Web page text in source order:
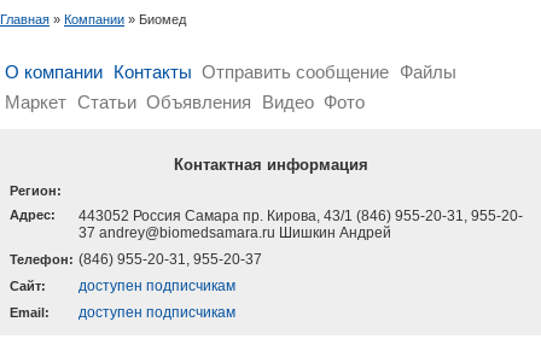
Главная » Компании » Биомед
О компании Контакты Отправить сообщение Файлы
Маркет Статьи Объявления Видео Фото
Контактная информация
Регион:
Адрес:
443052 Россия Самара пр. Кирова, 43/1 (846) 955-20-31, 955-20-
37 andrey@biomedsamara.ru Шишкин Андрей
Телефон: (846) 955-20-31, 955-20-37
Cайт: доступен подписчикам
Email: доступен подписчикам